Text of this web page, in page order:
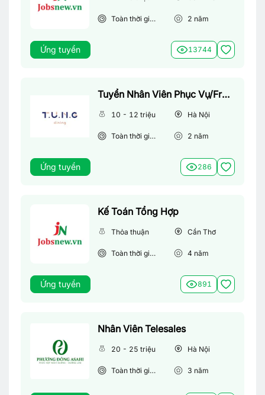
Toàn thời gian 2 năm
Ứng tuyển 13744
Tuyển Nhân Viên Phục Vụ/Front Of House
10 - 12 triệu Hà Nội
Toàn thời gian 2 năm
Ứng tuyển 286
Kế Toán Tổng Hợp
Thỏa thuận Cần Thơ
Toàn thời gian 4 năm
Ứng tuyển 891
Nhân Viên Telesales
20 - 25 triệu Hà Nội
Toàn thời gian 3 năm